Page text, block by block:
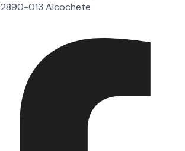
2890-013 Alcochete